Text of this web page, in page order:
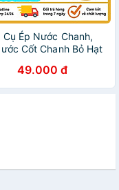
Cụ Ép Nước Chanh,
Cốt Chanh Bỏ Hạt
49.000 đ